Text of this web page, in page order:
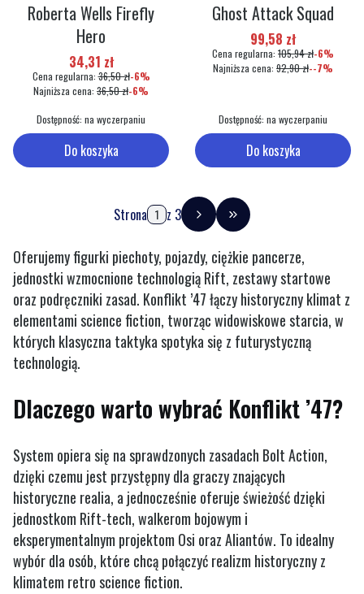
Do koszyka
Roberta Wells Firefly
Hero
Cena promocyjna
34,31 zł
Cena regularna: 36,50 zł-6%
Najniższa cena: 36,50 zł-6%
Dostępność: na wyczerpaniu
Do koszyka
Ghost Attack Squad
Cena promocyjna
99,58 zł
Cena regularna: 105,94 zł-6%
Najniższa cena: 92,90 zł--7%
Dostępność: na wyczerpaniu
Strona z 3 Przejdź do ostatniej
Oferujemy figurki piechoty, pojazdy, ciężkie pancerze,
jednostki wzmocnione technologią Rift, zestawy startowe
oraz podręczniki zasad. Konflikt ’47 łączy historyczny klimat z
elementami science fiction, tworząc widowiskowe starcia, w
których klasyczna taktyka spotyka się z futurystyczną
technologią.
Dlaczego warto wybrać Konflikt ’47?
System opiera się na sprawdzonych zasadach Bolt Action,
dzięki czemu jest przystępny dla graczy znających
historyczne realia, a jednocześnie oferuje świeżość dzięki
jednostkom Rift-tech, walkerom bojowym i
eksperymentalnym projektom Osi oraz Aliantów. To idealny
wybór dla osób, które chcą połączyć realizm historyczny z
klimatem retro science fiction.